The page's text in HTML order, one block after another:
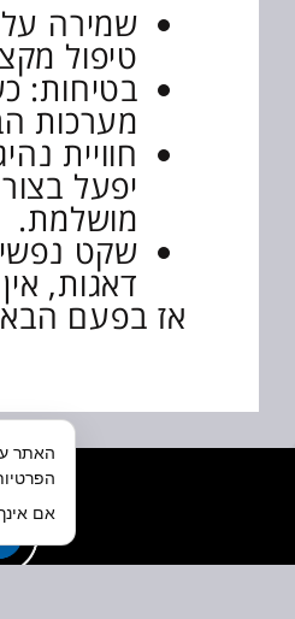
שמירה
טיפול
בטיחות:
מערכות
חוויית
יפעל
מושלמת.
שקט
דאגות,
אז בפעם
האתר
אם